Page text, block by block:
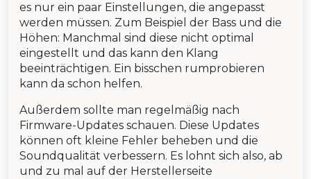
es nur ein paar Einstellungen, die angepasst
werden müssen. Zum Beispiel der Bass und die
Höhen: Manchmal sind diese nicht optimal
eingestellt und das kann den Klang
beeinträchtigen. Ein bisschen rumprobieren
kann da schon helfen.
Außerdem sollte man regelmäßig nach
Firmware-Updates schauen. Diese Updates
können oft kleine Fehler beheben und die
Soundqualität verbessern. Es lohnt sich also, ab
und zu mal auf der Herstellerseite